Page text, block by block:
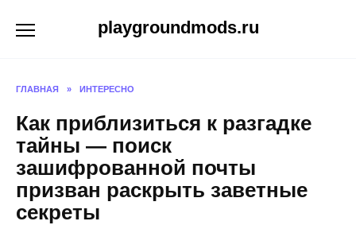
playgroundmods.ru
ГЛАВНАЯ » ИНТЕРЕСНО
Как приблизиться к разгадке
тайны — поиск
зашифрованной почты
призван раскрыть заветные
секреты